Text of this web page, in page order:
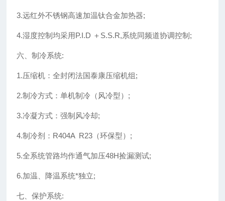
3.远红外不锈钢高速加温钛合金加热器;
4.湿度控制均采用P.I.D ＋S.S.R,系统同频道协调控制;
六、制冷系统:
1.压缩机：全封闭法国泰康压缩机组;
2.制冷方式：单机制冷（风冷型）;
3.冷凝方式：强制风冷却;
4.制冷剂：R404A R23（环保型）;
5.全系统管路均作通气加压48H捡漏测试;
6.加温、降温系统*独立;
七、保护系统: